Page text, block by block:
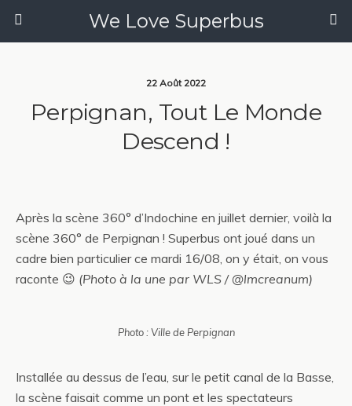
We Love Superbus
22 Août 2022
Perpignan, Tout Le Monde
Descend !
Après la scène 360° d’Indochine en juillet dernier, voilà la
scène 360° de Perpignan ! Superbus ont joué dans un
cadre bien particulier ce mardi 16/08, on y était, on vous
raconte 😉 (Photo à la une par WLS / @lmcreanum)
Photo : Ville de Perpignan
Installée au dessus de l’eau, sur le petit canal de la Basse,
la scène faisait comme un pont et les spectateurs